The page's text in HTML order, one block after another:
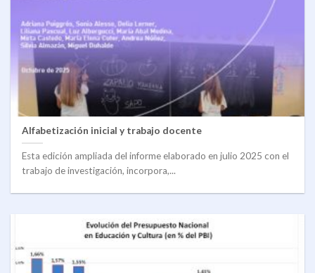
Alfabetización inicial y trabajo docente
Esta edición ampliada del informe elaborado en julio 2025 con el
trabajo de investigación, incorpora,...